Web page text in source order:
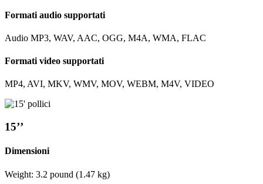
Formati audio supportati
Audio MP3, WAV, AAC, OGG, M4A, WMA, FLAC
Formati video supportati
MP4, AVI, MKV, WMV, MOV, WEBM, M4V, VIDEO
15’’
Dimensioni
Weight: 3.2 pound (1.47 kg)